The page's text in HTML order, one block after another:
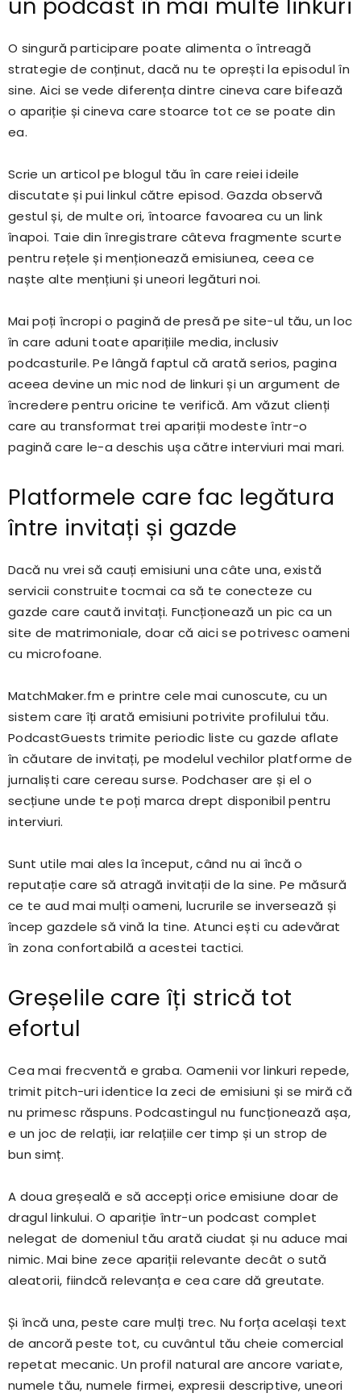
un podcast în mai multe linkuri
O singură participare poate alimenta o întreagă
strategie de conținut, dacă nu te oprești la episodul în
sine. Aici se vede diferența dintre cineva care bifează
o apariție și cineva care stoarce tot ce se poate din
ea.
Scrie un articol pe blogul tău în care reiei ideile
discutate și pui linkul către episod. Gazda observă
gestul și, de multe ori, întoarce favoarea cu un link
înapoi. Taie din înregistrare câteva fragmente scurte
pentru rețele și menționează emisiunea, ceea ce
naște alte mențiuni și uneori legături noi.
Mai poți încropi o pagină de presă pe site-ul tău, un loc
în care aduni toate aparițiile media, inclusiv
podcasturile. Pe lângă faptul că arată serios, pagina
aceea devine un mic nod de linkuri și un argument de
încredere pentru oricine te verifică. Am văzut clienți
care au transformat trei apariții modeste într-o
pagină care le-a deschis ușa către interviuri mai mari.
Platformele care fac legătura
între invitați și gazde
Dacă nu vrei să cauți emisiuni una câte una, există
servicii construite tocmai ca să te conecteze cu
gazde care caută invitați. Funcționează un pic ca un
site de matrimoniale, doar că aici se potrivesc oameni
cu microfoane.
MatchMaker.fm e printre cele mai cunoscute, cu un
sistem care îți arată emisiuni potrivite profilului tău.
PodcastGuests trimite periodic liste cu gazde aflate
în căutare de invitați, pe modelul vechilor platforme de
jurnaliști care cereau surse. Podchaser are și el o
secțiune unde te poți marca drept disponibil pentru
interviuri.
Sunt utile mai ales la început, când nu ai încă o
reputație care să atragă invitații de la sine. Pe măsură
ce te aud mai mulți oameni, lucrurile se inversează și
încep gazdele să vină la tine. Atunci ești cu adevărat
în zona confortabilă a acestei tactici.
Greșelile care îți strică tot
efortul
Cea mai frecventă e graba. Oamenii vor linkuri repede,
trimit pitch-uri identice la zeci de emisiuni și se miră că
nu primesc răspuns. Podcastingul nu funcționează așa,
e un joc de relații, iar relațiile cer timp și un strop de
bun simț.
A doua greșeală e să accepți orice emisiune doar de
dragul linkului. O apariție într-un podcast complet
nelegat de domeniul tău arată ciudat și nu aduce mai
nimic. Mai bine zece apariții relevante decât o sută
aleatorii, fiindcă relevanța e cea care dă greutate.
Și încă una, peste care mulți trec. Nu forța același text
de ancoră peste tot, cu cuvântul tău cheie comercial
repetat mecanic. Un profil natural are ancore variate,
numele tău, numele firmei, expresii descriptive, uneori